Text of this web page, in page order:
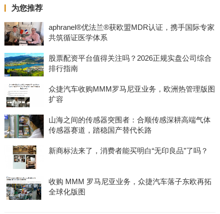
为您推荐
aphranel®优法兰®获欧盟MDR认证，携手国际专家
共筑循证医学体系
股票配资平台值得关注吗？2026正规实盘公司综合
排行指南
众捷汽车收购MMM罗马尼亚业务，欧洲热管理版图
扩容
山海之间的传感器突围者：合顺传感深耕高端气体
传感器赛道，踏稳国产替代长路
新商标法来了，消费者能买明白“无印良品”了吗？
收购 MMM 罗马尼亚业务，众捷汽车落子东欧再拓
全球化版图